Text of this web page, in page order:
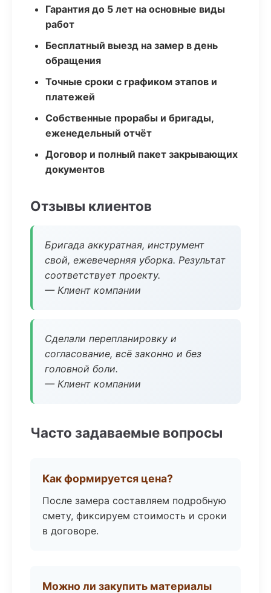
Гарантия до 5 лет на основные виды
работ
Бесплатный выезд на замер в день
обращения
Точные сроки с графиком этапов и
платежей
Собственные прорабы и бригады,
еженедельный отчёт
Договор и полный пакет закрывающих
документов
Отзывы клиентов
Бригада аккуратная, инструмент
свой, ежевечерняя уборка. Результат
соответствует проекту.
— Клиент компании
Сделали перепланировку и
согласование, всё законно и без
головной боли.
— Клиент компании
Часто задаваемые вопросы
Как формируется цена?
После замера составляем подробную
смету, фиксируем стоимость и сроки
в договоре.
Можно ли закупить материалы